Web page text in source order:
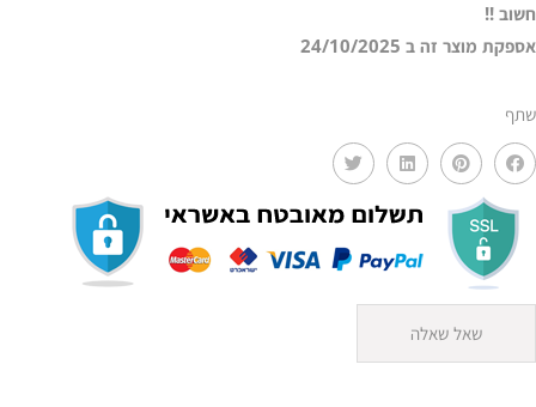
חשוב !!
אספקת מוצר זה ב 24/10/2025
שתף
שאל שאלה